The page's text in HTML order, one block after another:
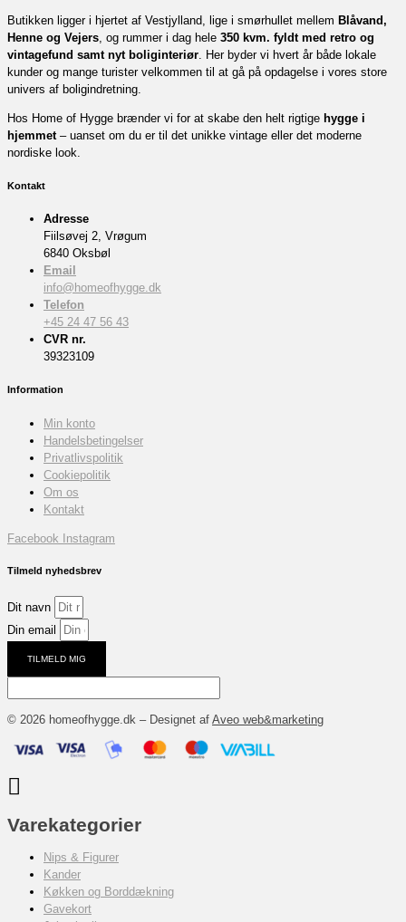
Butikken ligger i hjertet af Vestjylland, lige i smørhullet mellem Blåvand,
Henne og Vejers, og rummer i dag hele 350 kvm. fyldt med retro og
vintagefund samt nyt boliginteriør. Her byder vi hvert år både lokale
kunder og mange turister velkommen til at gå på opdagelse i vores store
univers af boligindretning.
Hos Home of Hygge brænder vi for at skabe den helt rigtige hygge i
hjemmet – uanset om du er til det unikke vintage eller det moderne
nordiske look.
Kontakt
Adresse
Fiilsøvej 2, Vrøgum
6840 Oksbøl
Email
info@homeofhygge.dk
Telefon
+45 24 47 56 43
CVR nr.
39323109
Information
Min konto
Handelsbetingelser
Privatlivspolitik
Cookiepolitik
Om os
Kontakt
Facebook Instagram
Tilmeld nyhedsbrev
Dit navn
Din email
TILMELD MIG
© 2026 homeofhygge.dk – Designet af Aveo web&marketing
Varekategorier
Nips & Figurer
Kander
Køkken og Borddækning
Gavekort